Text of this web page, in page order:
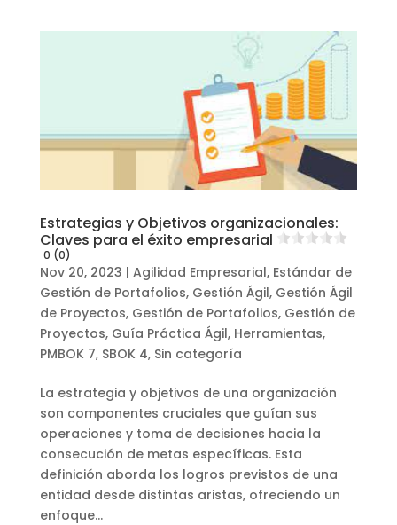
Estrategias y Objetivos organizacionales:
Claves para el éxito empresarial
0 (0)
Nov 20, 2023 | Agilidad Empresarial, Estándar de
Gestión de Portafolios, Gestión Ágil, Gestión Ágil
de Proyectos, Gestión de Portafolios, Gestión de
Proyectos, Guía Práctica Ágil, Herramientas,
PMBOK 7, SBOK 4, Sin categoría
La estrategia y objetivos de una organización
son componentes cruciales que guían sus
operaciones y toma de decisiones hacia la
consecución de metas específicas. Esta
definición aborda los logros previstos de una
entidad desde distintas aristas, ofreciendo un
enfoque...